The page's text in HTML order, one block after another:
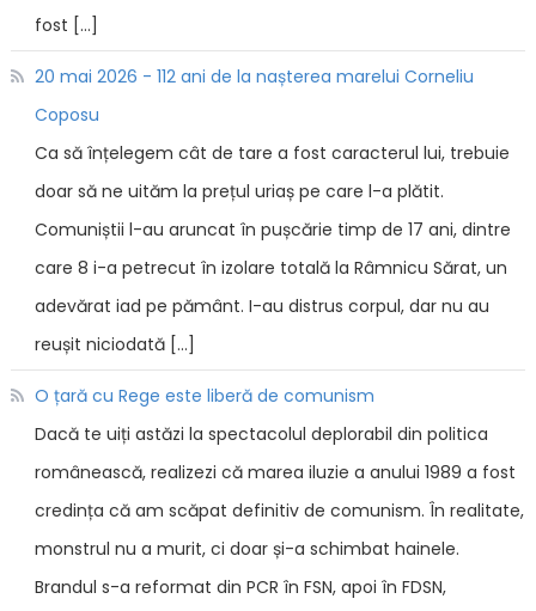
fost […]
20 mai 2026 - 112 ani de la nașterea marelui Corneliu
Coposu
Ca să înțelegem cât de tare a fost caracterul lui, trebuie
doar să ne uităm la prețul uriaș pe care l-a plătit.
Comuniștii l-au aruncat în pușcărie timp de 17 ani, dintre
care 8 i-a petrecut în izolare totală la Râmnicu Sărat, un
adevărat iad pe pământ. I-au distrus corpul, dar nu au
reușit niciodată […]
O țară cu Rege este liberă de comunism
Dacă te uiți astăzi la spectacolul deplorabil din politica
românească, realizezi că marea iluzie a anului 1989 a fost
credința că am scăpat definitiv de comunism. În realitate,
monstrul nu a murit, ci doar și-a schimbat hainele.
Brandul s-a reformat din PCR în FSN, apoi în FDSN,